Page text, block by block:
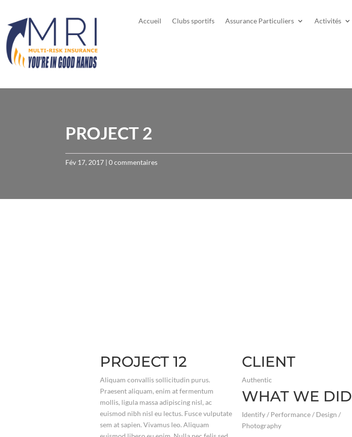
Accueil Clubs sportifs Assurance Particuliers Activités
PROJECT 2
Fév 17, 2017 |0 commentaires
PROJECT 12
Aliquam convallis sollicitudin purus.
Praesent aliquam, enim at fermentum
mollis, ligula massa adipiscing nisl, ac
euismod nibh nisl eu lectus. Fusce vulputate
sem at sapien. Vivamus leo. Aliquam
CLIENT
Authentic
WHAT WE DID
Identify / Performance / Design /
Photography